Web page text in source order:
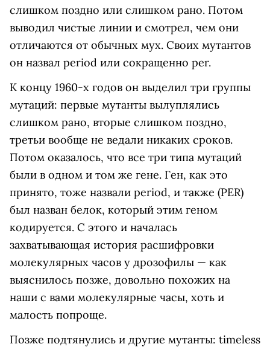
слишком поздно или слишком рано. Потом
выводил чистые линии и смотрел, чем они
отличаются от обычных мух. Своих мутантов
он назвал period или сокращенно per.
К концу 1960-х годов он выделил три группы
мутаций: первые мутанты вылуплялись
слишком рано, вторые слишком поздно,
третьи вообще не ведали никаких сроков.
Потом оказалось, что все три типа мутаций
были в одном и том же гене. Ген, как это
принято, тоже назвали period, и также (PER)
был назван белок, который этим геном
кодируется. С этого и началась
захватывающая история расшифровки
молекулярных часов у дрозофилы — как
выяснилось позже, довольно похожих на
наши с вами молекулярные часы, хоть и
малость попроще.
Позже подтянулись и другие мутанты: timeless